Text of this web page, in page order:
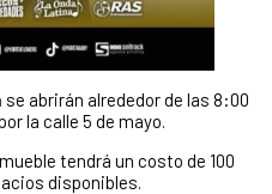
se abrirán alrededor de las 8:00
la calle 5 de mayo.
tendrá un costo de 100
disponibles.